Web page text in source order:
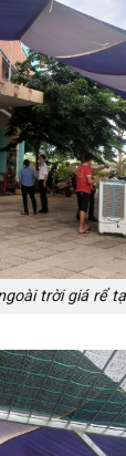
trời giá rể